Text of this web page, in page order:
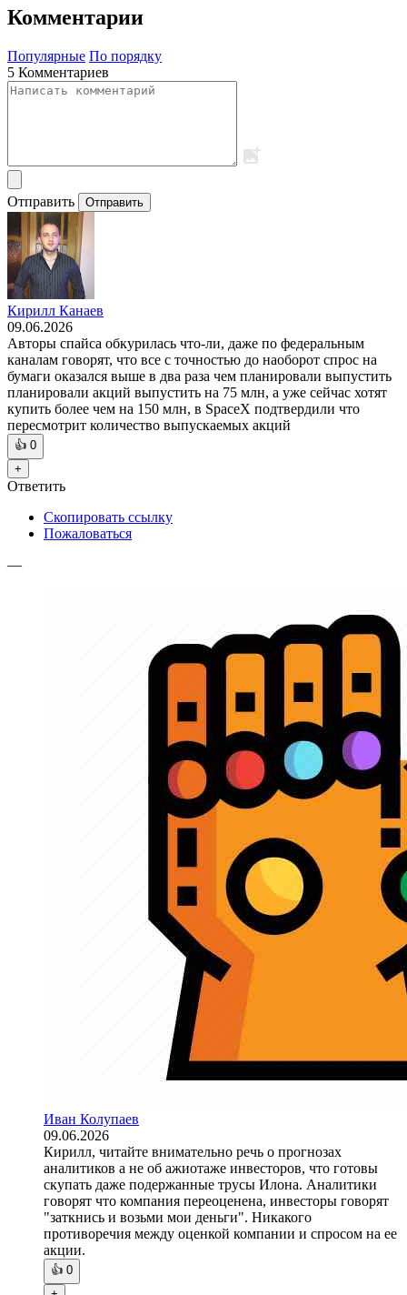
Комментарии
Популярные По порядку
5 Комментариев
Отправить Отправить
Кирилл Канаев
09.06.2026
Авторы спайса обкурилась что-ли, даже по федеральным
каналам говорят, что все с точностью до наоборот спрос на
бумаги оказался выше в два раза чем планировали выпустить
планировали акций выпустить на 75 млн, а уже сейчас хотят
купить более чем на 150 млн, в SpaceX подтвердили что
пересмотрит количество выпускаемых акций
👍 0
+
Ответить
Скопировать ссылку
Пожаловаться
—
Иван Колупаев
09.06.2026
Кирилл, читайте внимательно речь о прогнозах
аналитиков а не об ажиотаже инвесторов, что готовы
скупать даже подержанные трусы Илона. Аналитики
говорят что компания переоценена, инвесторы говорят
"заткнись и возьми мои деньги". Никакого
противоречия между оценкой компании и спросом на ее
акции.
👍 0